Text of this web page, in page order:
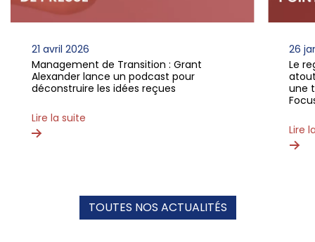
21 avril 2026
Management de Transition : Grant
Alexander lance un podcast pour
déconstruire les idées reçues
Lire la suite
26
Le
une
Lire
TOUTES NOS ACTUALITÉS